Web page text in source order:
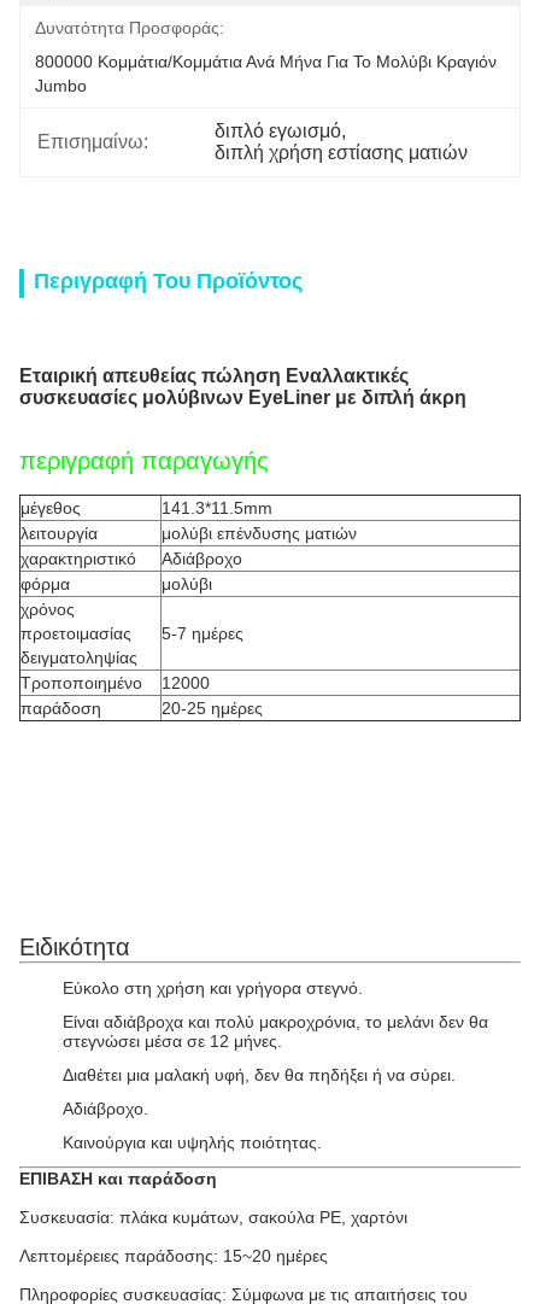
Δυνατότητα Προσφοράς:
800000 Κομμάτια/κομμάτια Ανά Μήνα Για Το Μολύβι Κραγιόν
Jumbo
Επισημαίνω:
διπλό εγωισμό,
διπλή χρήση εστίασης ματιών
Περιγραφή Του Προϊόντος
Εταιρική απευθείας πώληση Εναλλακτικές
συσκευασίες μολύβινων EyeLiner με διπλή άκρη
περιγραφή παραγωγής
μέγεθος
141.3*11.5mm
λειτουργία
μολύβι επένδυσης ματιών
χαρακτηριστικό
Αδιάβροχο
φόρμα
μολύβι
χρόνος
προετοιμασίας
δειγματοληψίας
5-7 ημέρες
Τροποποιημένο
12000
παράδοση
20-25 ημέρες
Ειδικότητα
Εύκολο στη χρήση και γρήγορα στεγνό.
Είναι αδιάβροχα και πολύ μακροχρόνια, το μελάνι δεν θα
στεγνώσει μέσα σε 12 μήνες.
Διαθέτει μια μαλακή υφή, δεν θα πηδήξει ή να σύρει.
Αδιάβροχο.
Καινούργια και υψηλής ποιότητας.
ΕΠΙΒΑΣΗ και παράδοση
Συσκευασία: πλάκα κυμάτων, σακούλα PE, χαρτόνι
Λεπτομέρειες παράδοσης: 15~20 ημέρες
Πληροφορίες συσκευασίας: Σύμφωνα με τις απαιτήσεις του